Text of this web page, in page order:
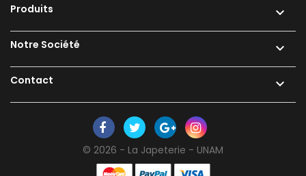
Produits 
Notre Société 
Contact 
© 2026 - La Japeterie - UNAM